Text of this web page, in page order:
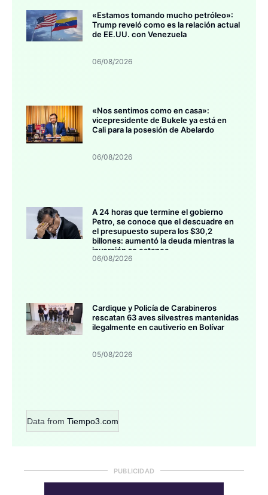
«Estamos tomando mucho petróleo»:
Trump reveló como es la relación actual
de EE.UU. con Venezuela
06/08/2026
«Nos sentimos como en casa»:
vicepresidente de Bukele ya está en
Cali para la posesión de Abelardo
06/08/2026
A 24 horas que termine el gobierno
Petro, se conoce que el descuadre en
el presupuesto supera los $30,2
billones: aumentó la deuda mientras la
inversión se estanca
06/08/2026
Cardique y Policía de Carabineros
rescatan 63 aves silvestres mantenidas
ilegalmente en cautiverio en Bolívar
05/08/2026
Data from Tiempo3.com
PUBLICIDAD